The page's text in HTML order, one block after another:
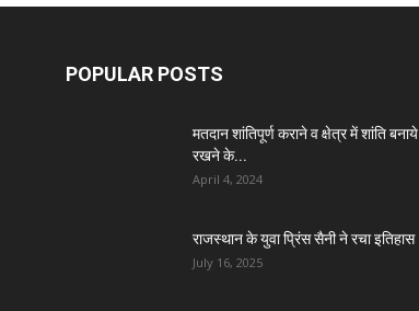
POPULAR POSTS
मतदान शांतिपूर्ण कराने व क्षेत्र में शांति बनाये
रखने के...
April 4, 2024
राजस्थान के युवा प्रिंस सैनी ने रचा इतिहास
July 16, 2025